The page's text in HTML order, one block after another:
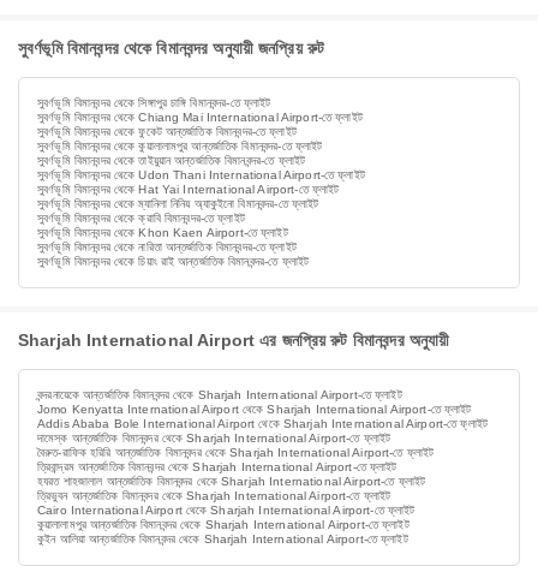
সুবর্ণভূমি বিমানবন্দর থেকে বিমানবন্দর অনুযায়ী জনপ্রিয় রুট
সুবর্ণভূমি বিমানবন্দর থেকে সিঙ্গাপুর চাঙ্গি বিমানবন্দর-তে ফ্লাইট
সুবর্ণভূমি বিমানবন্দর থেকে Chiang Mai International Airport-তে ফ্লাইট
সুবর্ণভূমি বিমানবন্দর থেকে ফুকেট আন্তর্জাতিক বিমানবন্দর-তে ফ্লাইট
সুবর্ণভূমি বিমানবন্দর থেকে কুয়ালালামপুর আন্তর্জাতিক বিমানবন্দর-তে ফ্লাইট
সুবর্ণভূমি বিমানবন্দর থেকে তাইয়ুয়ান আন্তর্জাতিক বিমানবন্দর-তে ফ্লাইট
সুবর্ণভূমি বিমানবন্দর থেকে Udon Thani International Airport-তে ফ্লাইট
সুবর্ণভূমি বিমানবন্দর থেকে Hat Yai International Airport-তে ফ্লাইট
সুবর্ণভূমি বিমানবন্দর থেকে ম্যানিলা নিনিয় অ্যাকুইনো বিমানবন্দর-তে ফ্লাইট
সুবর্ণভূমি বিমানবন্দর থেকে ক্রাবি বিমানবন্দর-তে ফ্লাইট
সুবর্ণভূমি বিমানবন্দর থেকে Khon Kaen Airport-তে ফ্লাইট
সুবর্ণভূমি বিমানবন্দর থেকে নারিতা আন্তর্জাতিক বিমানবন্দর-তে ফ্লাইট
সুবর্ণভূমি বিমানবন্দর থেকে চিয়াং রাই আন্তর্জাতিক বিমানবন্দর-তে ফ্লাইট
Sharjah International Airport এর জনপ্রিয় রুট বিমানবন্দর অনুযায়ী
বন্দরনায়েকে আন্তর্জাতিক বিমানবন্দর থেকে Sharjah International Airport-তে ফ্লাইট
Jomo Kenyatta International Airport থেকে Sharjah International Airport-তে ফ্লাইট
Addis Ababa Bole International Airport থেকে Sharjah International Airport-তে ফ্লাইট
দামেস্ক আন্তর্জাতিক বিমানবন্দর থেকে Sharjah International Airport-তে ফ্লাইট
বৈরুত-রাফিক হরিরি আন্তর্জাতিক বিমানবন্দর থেকে Sharjah International Airport-তে ফ্লাইট
ত্রিবান্দ্রম আন্তর্জাতিক বিমানবন্দর থেকে Sharjah International Airport-তে ফ্লাইট
হযরত শাহজালাল আন্তর্জাতিক বিমানবন্দর থেকে Sharjah International Airport-তে ফ্লাইট
ত্রিভুবন আন্তর্জাতিক বিমানবন্দর থেকে Sharjah International Airport-তে ফ্লাইট
Cairo International Airport থেকে Sharjah International Airport-তে ফ্লাইট
কুয়ালালামপুর আন্তর্জাতিক বিমানবন্দর থেকে Sharjah International Airport-তে ফ্লাইট
কুইন আলিয়া আন্তর্জাতিক বিমানবন্দর থেকে Sharjah International Airport-তে ফ্লাইট